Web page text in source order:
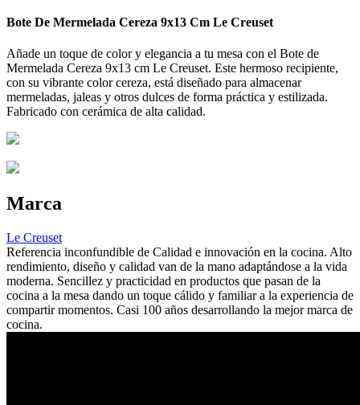
Bote De Mermelada Cereza 9x13 Cm Le Creuset
Añade un toque de color y elegancia a tu mesa con el Bote de
Mermelada Cereza 9x13 cm Le Creuset. Este hermoso recipiente,
con su vibrante color cereza, está diseñado para almacenar
mermeladas, jaleas y otros dulces de forma práctica y estilizada.
Fabricado con cerámica de alta calidad.
Marca
Le Creuset
Referencia inconfundible de Calidad e innovación en la cocina. Alto
rendimiento, diseño y calidad van de la mano adaptándose a la vida
moderna. Sencillez y practicidad en productos que pasan de la
cocina a la mesa dando un toque cálido y familiar a la experiencia de
compartir momentos. Casi 100 años desarrollando la mejor marca de
cocina.